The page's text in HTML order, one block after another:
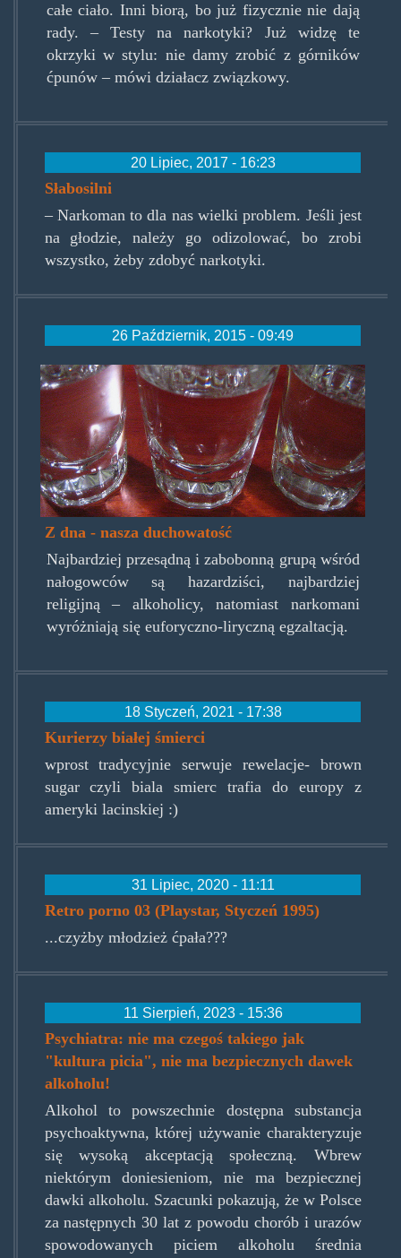
całe ciało. Inni biorą, bo już fizycznie nie dają
rady. – Testy na narkotyki? Już widzę te
okrzyki w stylu: nie damy zrobić z górników
ćpunów – mówi działacz związkowy.
20 Lipiec, 2017 - 16:23
Słabosilni
– Narkoman to dla nas wielki problem. Jeśli jest
na głodzie, należy go odizolować, bo zrobi
wszystko, żeby zdobyć narkotyki.
26 Październik, 2015 - 09:49
alko-640x300.jpg
Z dna - nasza duchowatość
Najbardziej przesądną i zabobonną grupą wśród
nałogowców są hazardziści, najbardziej
religijną – alkoholicy, natomiast narkomani
wyróżniają się euforyczno-liryczną egzaltacją.
18 Styczeń, 2021 - 17:38
Kurierzy białej śmierci
wprost tradycyjnie serwuje rewelacje- brown
sugar czyli biala smierc trafia do europy z
ameryki lacinskiej :)
31 Lipiec, 2020 - 11:11
Retro porno 03 (Playstar, Styczeń 1995)
...czyżby młodzież ćpała???
11 Sierpień, 2023 - 15:36
Psychiatra: nie ma czegoś takiego jak
"kultura picia", nie ma bezpiecznych dawek
alkoholu!
Alkohol to powszechnie dostępna substancja
psychoaktywna, której używanie charakteryzuje
się wysoką akceptacją społeczną. Wbrew
niektórym doniesieniom, nie ma bezpiecznej
dawki alkoholu. Szacunki pokazują, że w Polsce
za następnych 30 lat z powodu chorób i urazów
spowodowanych piciem alkoholu średnia